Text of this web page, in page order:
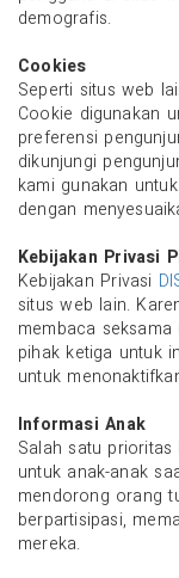
demografis.
Cookies
Seperti situs web
Cookie digunakan
preferensi
dikunjungi
kami gunakan
dengan
Kebijakan Privasi
Kebijakan Privasi
situs web lain.
membaca
pihak ketiga untuk
untuk
Informasi Anak
Salah satu
untuk anak-anak
mendorong orang
berpartisipasi,
mereka.